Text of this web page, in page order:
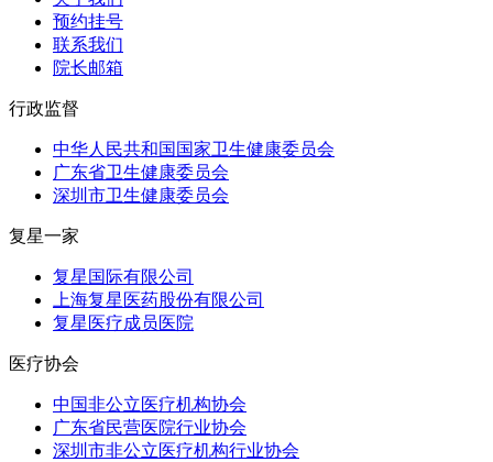
预约挂号
联系我们
院长邮箱
行政监督
中华人民共和国国家卫生健康委员会
广东省卫生健康委员会
深圳市卫生健康委员会
复星一家
复星国际有限公司
上海复星医药股份有限公司
复星医疗成员医院
医疗协会
中国非公立医疗机构协会
广东省民营医院行业协会
深圳市非公立医疗机构行业协会